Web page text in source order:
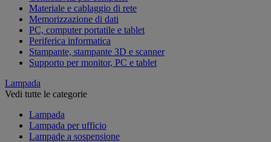
Materiale e cablaggio di rete
Memorizzazione di dati
PC, computer portatile e tablet
Periferica informatica
Stampante, stampante 3D e scanner
Supporto per monitor, PC e tablet
Lampada
Vedi tutte le categorie
Lampada
Lampada per ufficio
Lampade a sospensione